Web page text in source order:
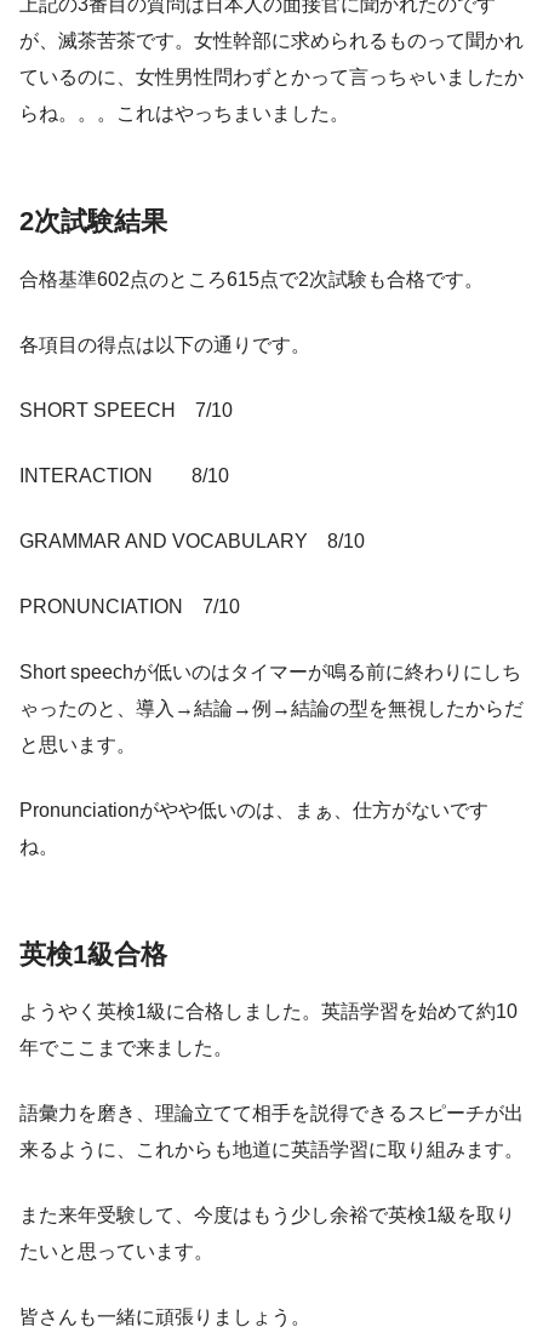
上記の3番目の質問は日本人の面接官に聞かれたのです
が、滅茶苦茶です。女性幹部に求められるものって聞かれ
ているのに、女性男性問わずとかって言っちゃいましたか
らね。。。これはやっちまいました。
2次試験結果
合格基準602点のところ615点で2次試験も合格です。
各項目の得点は以下の通りです。
SHORT SPEECH 7/10
INTERACTION 8/10
GRAMMAR AND VOCABULARY 8/10
PRONUNCIATION 7/10
Short speechが低いのはタイマーが鳴る前に終わりにしち
ゃったのと、導入→結論→例→結論の型を無視したからだ
と思います。
Pronunciationがやや低いのは、まぁ、仕方がないです
ね。
英検1級合格
ようやく英検1級に合格しました。英語学習を始めて約10
年でここまで来ました。
語彙力を磨き、理論立てて相手を説得できるスピーチが出
来るように、これからも地道に英語学習に取り組みます。
また来年受験して、今度はもう少し余裕で英検1級を取り
たいと思っています。
皆さんも一緒に頑張りましょう。